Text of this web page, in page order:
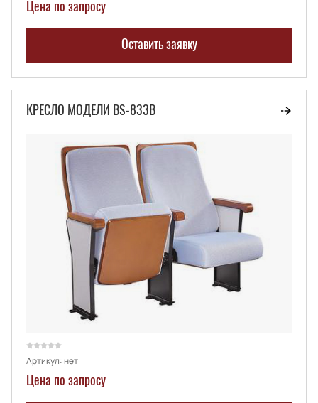
Цена по запросу
Оставить заявку
КРЕСЛО МОДЕЛИ BS-833B
Артикул:нет
Цена по запросу